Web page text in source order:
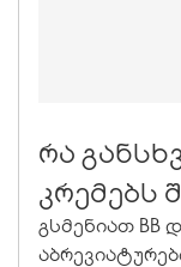
რა
კრემებს
აირჩიო?
გსმენიათ BB